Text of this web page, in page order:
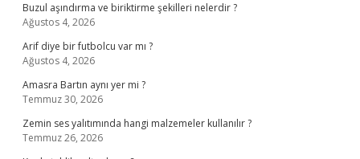
Buzul aşındırma ve biriktirme şekilleri nelerdir ?
Ağustos 4, 2026
Arif diye bir futbolcu var mı ?
Ağustos 4, 2026
Amasra Bartın aynı yer mi ?
Temmuz 30, 2026
Zemin ses yalıtımında hangi malzemeler kullanılır ?
Temmuz 26, 2026